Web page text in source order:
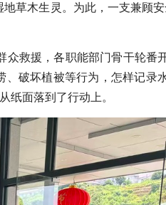
草木生灵。为此，一支兼顾
救援，各职能部门骨干轮番
、破坏植被等行为，怎样记录
纸面落到了行动上。